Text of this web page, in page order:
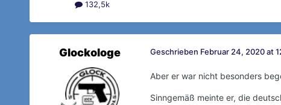
132,5k
Glockologe Geschrieben Februar 24, 2020 at
Aber er war nicht besonders
Sinngemäß meinte er, die